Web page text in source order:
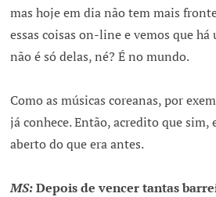
mas hoje em dia não tem mais
essas coisas on-line e vemos que
não é só delas, né? É no mundo.
Como as músicas coreanas, por
já conhece. Então, acredito que sim,
aberto do que era antes.
MS:Depois de vencer tantas